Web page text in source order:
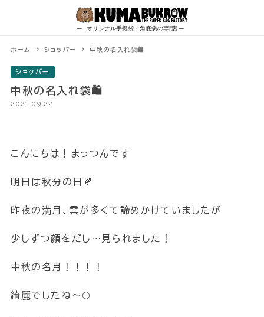
ホーム ショッパー 中秋の名入れ袋🛍
ショッパー
中秋の名入れ袋🛍
2021.09.22
こんにちは！まっつんです
明日は秋分の日🍂
昨夜の満月、雲が多くて諦めかけていましたが
少しずつ顔をだし…見られました！
中秋の名月！！！！
綺麗でしたね～🌕